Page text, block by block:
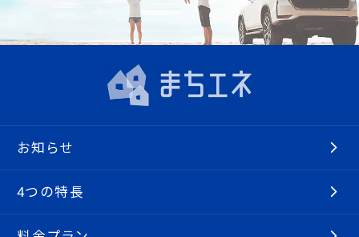
お知らせ
4つの特長